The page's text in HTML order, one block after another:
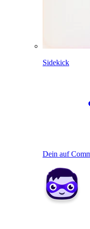
Sidekick
Dein auf